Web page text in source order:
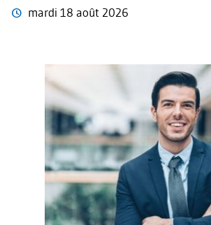
mardi 18 août 2026